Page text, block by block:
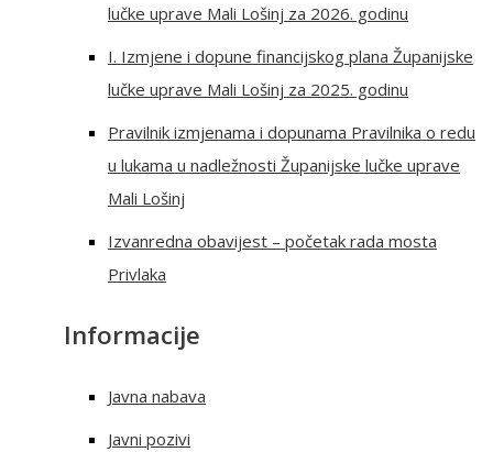
lučke uprave Mali Lošinj za 2026. godinu
I. Izmjene i dopune financijskog plana Županijske
lučke uprave Mali Lošinj za 2025. godinu
Pravilnik izmjenama i dopunama Pravilnika o redu
u lukama u nadležnosti Županijske lučke uprave
Mali Lošinj
Izvanredna obavijest – početak rada mosta
Privlaka
Informacije
Javna nabava
Javni pozivi